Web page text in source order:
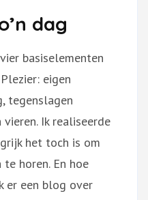
dag
basiselementen
eigen
tegenslagen
vieren. Ik realiseerde
het toch is om
horen. En hoe
er een blog over